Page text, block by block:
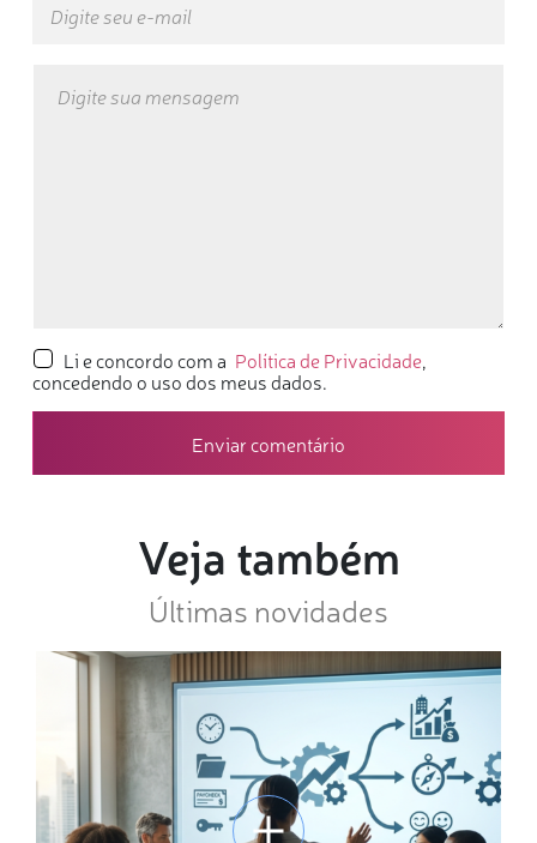
Li e concordo com a Política de Privacidade,
concedendo o uso dos meus dados.
Veja também
Últimas novidades